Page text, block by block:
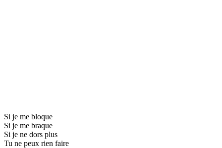
Si je me bloque
Si je me braque
Si je ne dors plus
Tu ne peux rien faire